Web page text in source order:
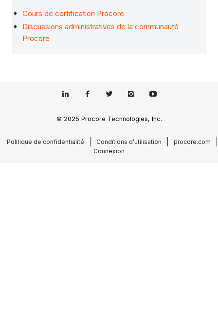
Cours de certification Procore
Discussions administratives de la communauté
Procore
© 2025 Procore Technologies, Inc.
Politique de confidentialité Conditions d’utilisation
procore.com
Connexion